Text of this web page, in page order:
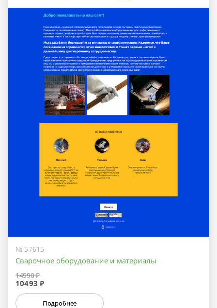
№ 57615
Сварочное оборудование и материалы
14990 ₽
10493 ₽
Подробнее